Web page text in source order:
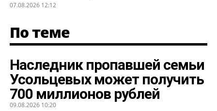
07.08.2026 12:12
По теме
Наследник пропавшей семьи
Усольцевых может получить
700 миллионов рублей
09.08.2026 10:20